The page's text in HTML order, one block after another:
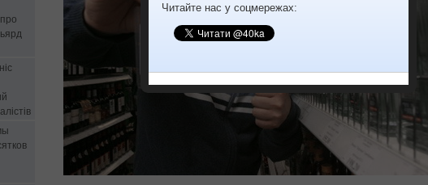
Читайте нас у соцмережах: